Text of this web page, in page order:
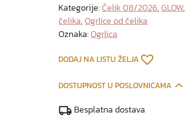
Kategorije:Čelik 08/2026, GLOW,
čelika, Ogrlice od čelika
Oznaka:Ogrlica
DODAJ NA LISTU ŽELJA
DOSTUPNOST U POSLOVNICAMA
Besplatna dostava